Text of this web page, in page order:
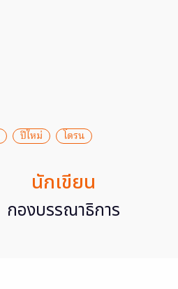
ปีใหม่ โดรน
นักเขียน
กองบรรณาธิการ